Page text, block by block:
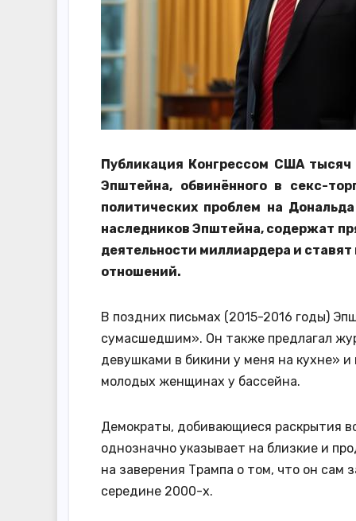
Публикация Конгрессом США
Эпштейна, обвинённого в секс-
политических проблем на
наследников Эпштейна, содержат
деятельности миллиардера и
отношений.
В поздних письмах (2015-2016 годы)
сумасшедшим». Он также предлагал
девушками в бикини у меня на кухне»
молодых женщинах у бассейна.
Демократы, добивающиеся раскрытия
однозначно указывает на близкие и
на заверения Трампа о том, что он сам
середине 2000-х.